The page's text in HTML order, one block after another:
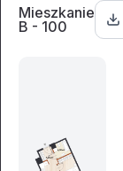
Mieszkanie
B - 100